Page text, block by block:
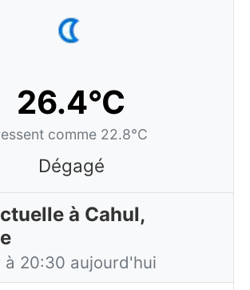
26.4°C
comme 22.8°C
Dégagé
à Cahul,
à 20:30 aujourd'hui